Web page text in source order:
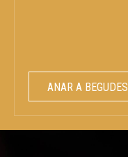
ANAR A BEGUDES